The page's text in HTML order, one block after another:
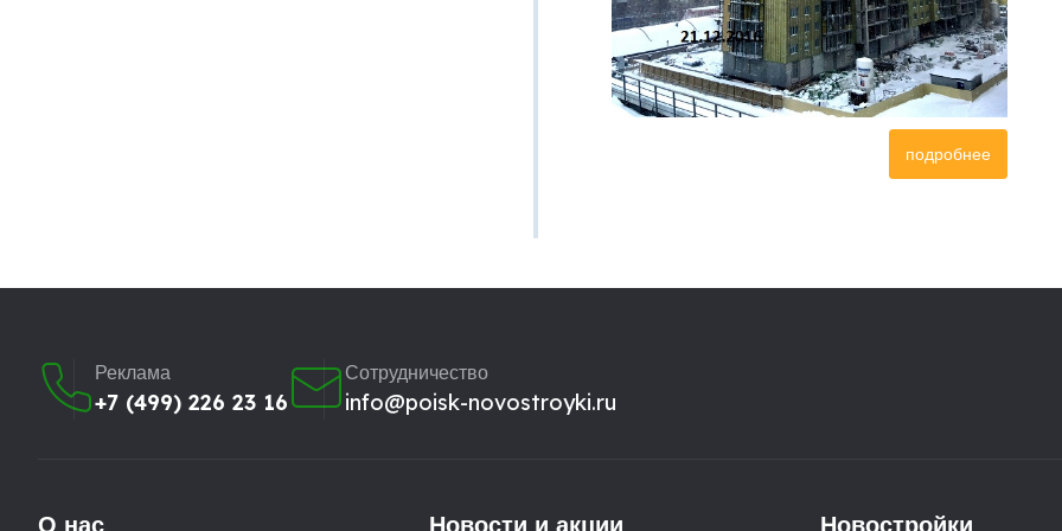
подробнее
Реклама
+7 (499) 226 23 16
Сотрудничество
info@poisk-novostroyki.ru
О нас Новости и акции Новостройки